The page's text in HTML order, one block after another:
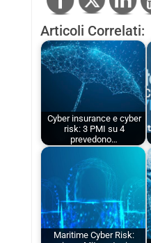
Articoli Correlati:
Cyber insurance e cyber
risk: 3 PMI su 4
prevedono…
Maritime Cyber Risk: